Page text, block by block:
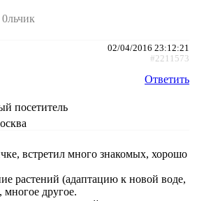
02/04/2016 23:12:21
#2211573
Ответить
посетитель
встретил много знакомых, хорошо
растений (адаптацию к новой воде,
многое другое.